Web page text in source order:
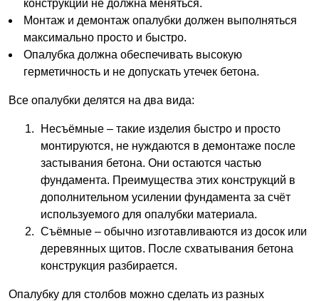
конструкции не должна меняться.
Монтаж и демонтаж опалубки должен выполняться
максимально просто и быстро.
Опалубка должна обеспечивать высокую
герметичность и не допускать утечек бетона.
Все опалубки делятся на два вида:
Несъёмные – такие изделия быстро и просто
монтируются, не нуждаются в демонтаже после
застывания бетона. Они остаются частью
фундамента. Преимущества этих конструкций в
дополнительном усилении фундамента за счёт
используемого для опалубки материала.
Съёмные – обычно изготавливаются из досок или
деревянных щитов. После схватывания бетона
конструкция разбирается.
Опалубку для столбов можно сделать из разных